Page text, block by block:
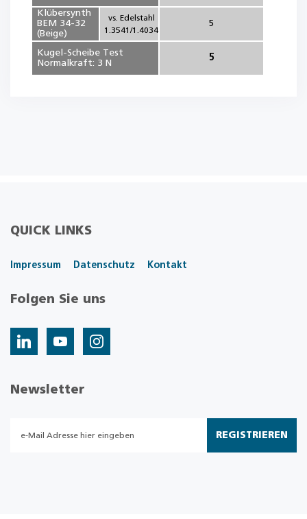
Klübersynth
BEM 34-32
(Beige)
vs. Edelstahl
1.3541/1.4034
5
Kugel-Scheibe Test
Normalkraft: 3 N
5
QUICK LINKS
Impressum Datenschutz Kontakt
Folgen Sie uns
Newsletter
REGISTRIEREN